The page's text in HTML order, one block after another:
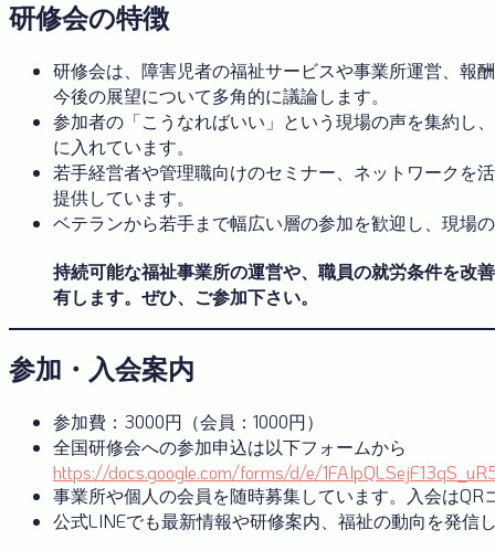
研修会の特徴
研修会は、障害児者の福祉サービスや事業所運営、報
今後の展望について多角的に議論します。
参加者の「こうなればいい」という現場の声を集約し
に入れています。
若手経営者や管理職向けのセミナー、ネットワークを
提供しています。
ベテランから若手まで幅広い層の参加を歓迎し、現場
持続可能な福祉事業所の運営や、職員の就労条件を改
有します。ぜひ、ご参加下さい。
参加・入会案内
参加費：3000円（会員：1000円）
全国研修会への参加申込は以下フォームから
https://docs.google.com/forms/d/e/
事業所や個人の会員を随時募集しています。入会は
公式LINEでも最新情報や研修案内、福祉の動向を発信